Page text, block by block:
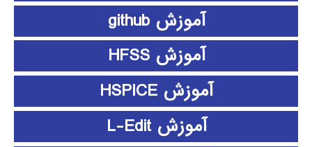
آموزش github
آموزش HFSS
آموزش HSPICE
آموزش L-Edit